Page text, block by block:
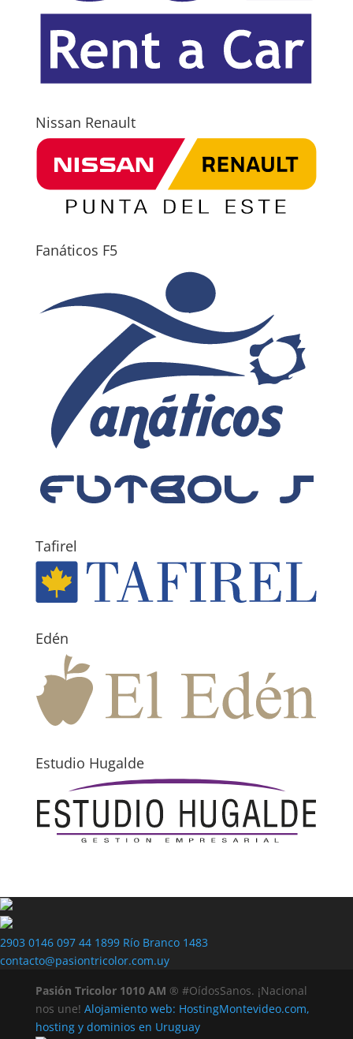
Nissan Renault
Fanáticos F5
Tafirel
Edén
Estudio Hugalde
2903 0146 097 44 1899 Río Branco 1483
contacto@pasiontricolor.com.uy
Pasión Tricolor 1010 AM ® #OídosSanos. ¡Nacional
nos une! Alojamiento web: HostingMontevideo.com,
hosting y dominios en Uruguay